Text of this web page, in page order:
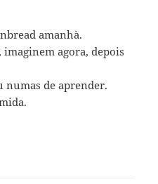
amanhà.
imaginem agora, depois
de aprender.